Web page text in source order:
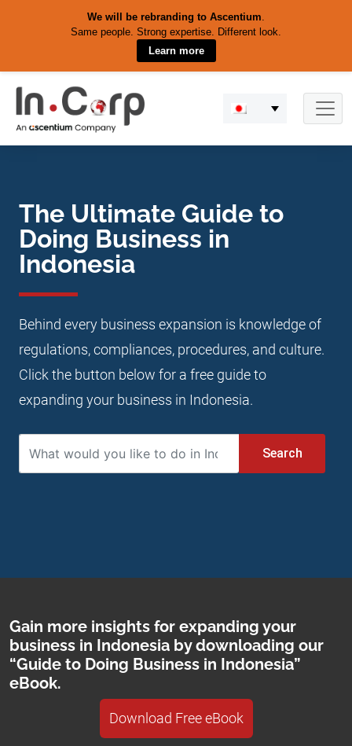
We will be rebranding to Ascentium.
Same people. Strong expertise. Different look.
Learn more
content
The Ultimate Guide to
Doing Business in
Indonesia
Behind every business expansion is knowledge of
regulations, compliances, procedures, and culture.
Click the button below for a free guide to
expanding your business in Indonesia.
Search
Gain more insights for expanding your
business in Indonesia by downloading our
“Guide to Doing Business in Indonesia”
eBook.
Download Free eBook